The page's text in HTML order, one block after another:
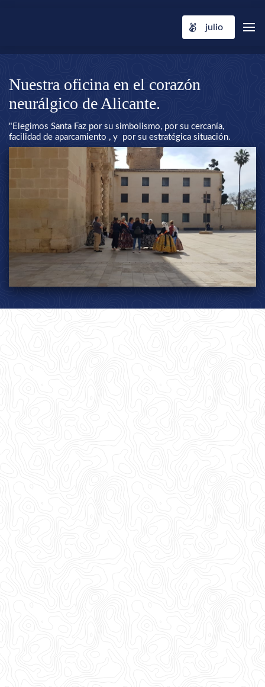
julio
Nuestra oficina en el corazón
neurálgico de Alicante.
"Elegimos Santa Faz por su simbolismo, por su cercanía,
facilidad de aparcamiento , y por su estratégica situación.